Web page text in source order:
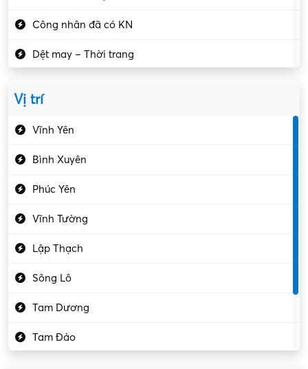
Công nhân đã có KN
Dệt may – Thời trang
Kiểm soát chất lượng
Vị trí
Vĩnh Yên
Bình Xuyên
Phúc Yên
Vĩnh Tường
Lập Thạch
Sông Lô
Tam Dương
Tam Đảo